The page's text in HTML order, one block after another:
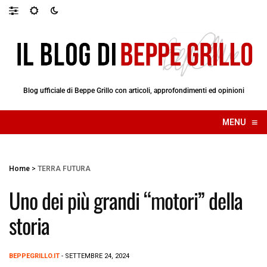
Blog ufficiale di Beppe Grillo con articoli, approfondimenti ed opinioni
MENU ≡
☰
Home > TERRA FUTURA
Uno dei più grandi “motori” della
storia
BEPPEGRILLO.IT - SETTEMBRE 24, 2024